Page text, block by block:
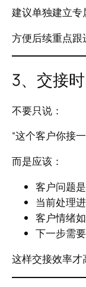
建议单独建立专
方便后续重点跟
3、交接
不要只说：
“这个客户你接
而是应该：
客户问题
当前处理
客户情绪
下一步需
这样交接效率才